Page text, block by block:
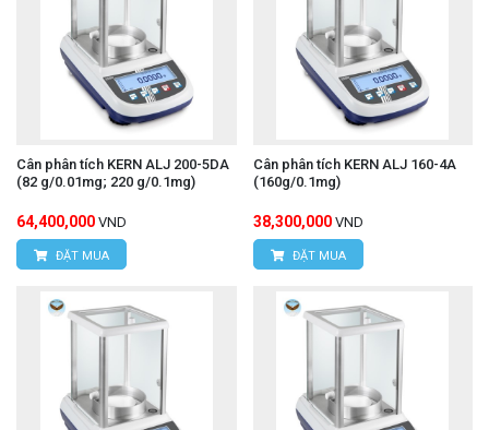
Cân phân tích KERN ALJ 200-5DA
(82 g/0.01mg; 220 g/0.1mg)
64,400,000 VND
ĐẶT MUA
Cân phân tích KERN ALJ 160-4A
(160g/0.1mg)
38,300,000 VND
ĐẶT MUA